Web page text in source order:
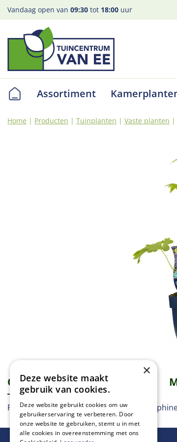
Ga
naar
Home Producten Tuinplanten Vaste planten
Vandaag open van 09:30 tot 18:00 uur
Assortiment
Omschrijving Specificaties
Ridderspoor, Rittersporn, Larkspur,
×
Deze website maakt
gebruik van cookies.
Deze website gebruikt cookies om uw
gebruikerservaring te verbeteren. Door
onze website te gebruiken, stemt u in met
alle cookies in overeenstemming met ons